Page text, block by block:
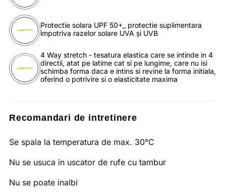
Protectie solara UPF 50+_ protectie suplimentara
impotriva razelor solare UVA și UVB
4 Way stretch - tesatura elastica care se intinde in 4
directii, atat pe latime cat si pe lungime, care nu isi
schimba forma daca e intins si revine la forma initiala,
oferind o potrivire si o elasticitate maxima
Recomandari de intretinere
Se spala la temperatura de max. 30°C
Nu se usuca in uscator de rufe cu tambur
Nu se poate inalbi